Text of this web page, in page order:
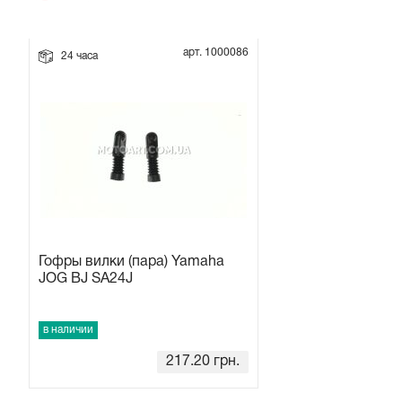
Элементы управления, тросики на мотоблок
24 часа арт. 1000086
Гофры вилки (пара) Yamaha
JOG BJ SA24J
в наличии
217.20 грн.